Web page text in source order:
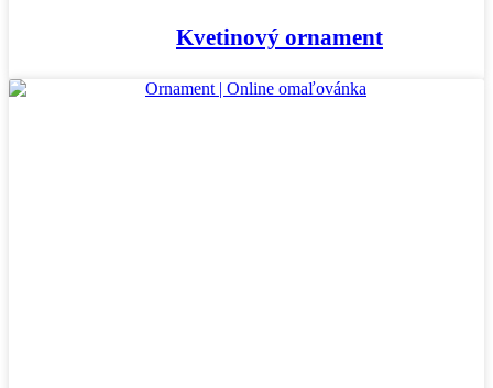
Zima a Vianoce
Kvetinový ornament